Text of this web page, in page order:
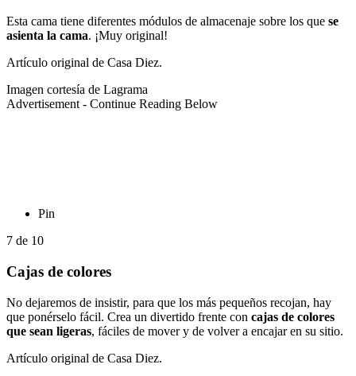
Esta cama tiene diferentes módulos de almacenaje sobre los que se
asienta la cama. ¡Muy original!
Artículo original de Casa Diez.
Imagen cortesía de Lagrama
Advertisement - Continue Reading Below
Pin
7 de 10
Cajas de colores
No dejaremos de insistir, para que los más pequeños recojan, hay
que ponérselo fácil. Crea un divertido frente con cajas de colores
que sean ligeras, fáciles de mover y de volver a encajar en su sitio.
Artículo original de Casa Diez.